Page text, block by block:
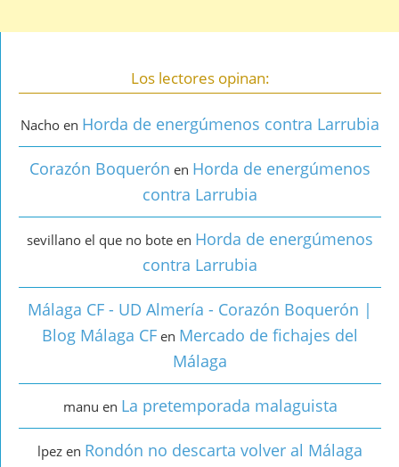
Los lectores opinan:
Nacho en Horda de energúmenos contra Larrubia
Corazón Boquerón en Horda de energúmenos
contra Larrubia
sevillano el que no bote en Horda de energúmenos
contra Larrubia
Málaga CF - UD Almería - Corazón Boquerón |
Blog Málaga CF en Mercado de fichajes del
Málaga
manu en La pretemporada malaguista
lpez en Rondón no descarta volver al Málaga